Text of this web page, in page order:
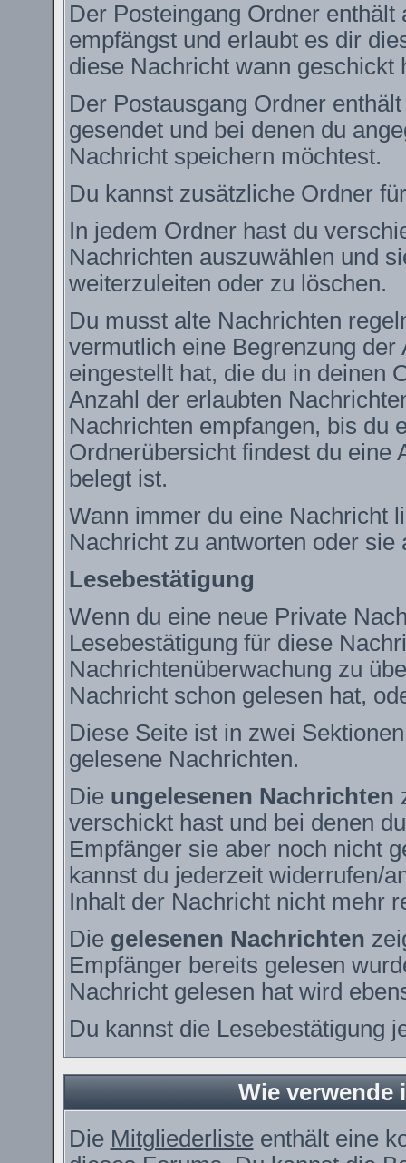
Der Posteingang Ordner
empfängst und erlaubt es dir
diese Nachricht wann geschickt
Der Postausgang Ordner
gesendet und bei denen du
Nachricht speichern möchtest.
Du kannst zusätzliche Ordner
In jedem Ordner hast du
Nachrichten auszuwählen und
weiterzuleiten oder zu löschen.
Du musst alte Nachrichten
vermutlich eine Begrenzung
eingestellt hat, die du in deinen
Anzahl der erlaubten
Nachrichten empfangen, bis du
Ordnerübersicht findest du eine
belegt ist.
Wann immer du eine Nachricht
Nachricht zu antworten oder
Lesebestätigung
Wenn du eine neue Private
Lesebestätigung für diese
Nachrichtenüberwachung zu
Nachricht schon gelesen hat,
Diese Seite ist in zwei
gelesene Nachrichten.
Die ungelesenen Nachrichten
verschickt hast und bei denen
Empfänger sie aber noch nicht
kannst du jederzeit widerrufen/
Inhalt der Nachricht nicht mehr
Die gelesenen Nachrichten
Empfänger bereits gelesen
Nachricht gelesen hat wird
Du kannst die Lesebestätigung
Wie verwende
Die Mitgliederlisteenthält eine